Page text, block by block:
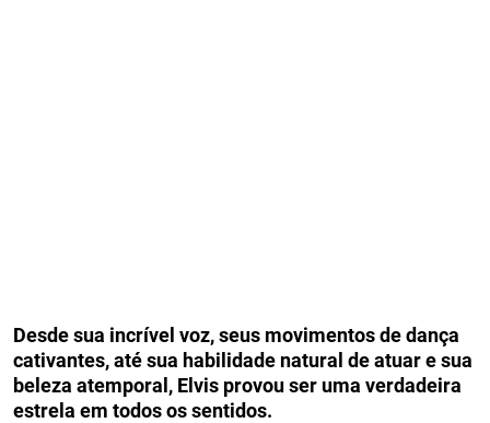
Desde sua incrível voz, seus movimentos de dança
cativantes, até sua habilidade natural de atuar e sua
beleza atemporal, Elvis provou ser uma verdadeira
estrela em todos os sentidos.